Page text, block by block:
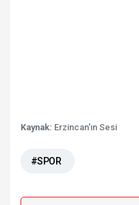
Kaynak: Erzincan'ın Sesi
#SPOR